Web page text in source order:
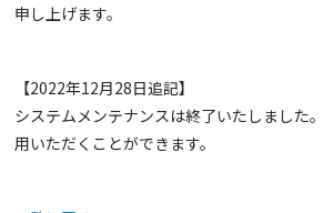
申し上げます。
【2022年12月28日追記】
システムメンテナンスは終了いたしました
用いただくことができます。